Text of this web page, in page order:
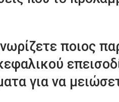
ποιος
για να